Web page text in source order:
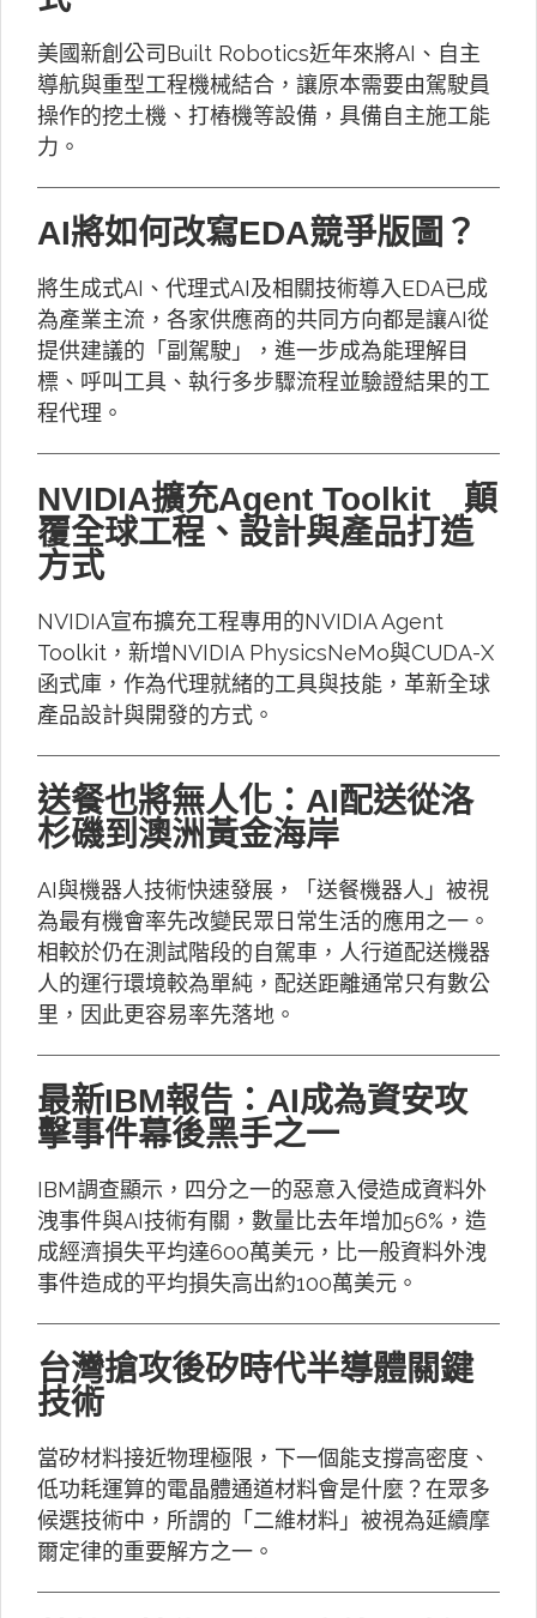
美國新創公司Built Robotics近年來將AI、自主
導航與重型工程機械結合，讓原本需要由駕駛員
操作的挖土機、打樁機等設備，具備自主施工能
力。
AI將如何改寫EDA競爭版圖？
將生成式AI、代理式AI及相關技術導入EDA已成
為產業主流，各家供應商的共同方向都是讓AI從
提供建議的「副駕駛」，進一步成為能理解目
標、呼叫工具、執行多步驟流程並驗證結果的工
程代理。
NVIDIA擴充Agent Toolkit 顛
覆全球工程、設計與產品打造
方式
NVIDIA宣布擴充工程專用的NVIDIA Agent
Toolkit，新增NVIDIA PhysicsNeMo與CUDA-X
函式庫，作為代理就緒的工具與技能，革新全球
產品設計與開發的方式。
送餐也將無人化：AI配送從洛
杉磯到澳洲黃金海岸
AI與機器人技術快速發展，「送餐機器人」被視
為最有機會率先改變民眾日常生活的應用之一。
相較於仍在測試階段的自駕車，人行道配送機器
人的運行環境較為單純，配送距離通常只有數公
里，因此更容易率先落地。
最新IBM報告：AI成為資安攻
擊事件幕後黑手之一
IBM調查顯示，四分之一的惡意入侵造成資料外
洩事件與AI技術有關，數量比去年增加56%，造
成經濟損失平均達600萬美元，比一般資料外洩
事件造成的平均損失高出約100萬美元。
台灣搶攻後矽時代半導體關鍵
技術
當矽材料接近物理極限，下一個能支撐高密度、
低功耗運算的電晶體通道材料會是什麼？在眾多
候選技術中，所謂的「二維材料」被視為延續摩
爾定律的重要解方之一。